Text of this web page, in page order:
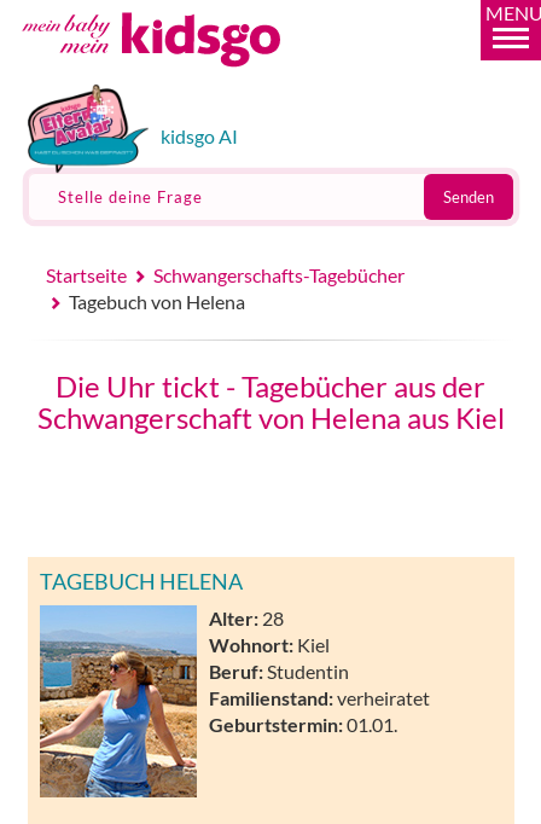
kidsgo AI
Stelle deine Frage Senden
Startseite
Schwangerschafts-Tagebücher
Tagebuch von Helena
Die Uhr tickt - Tagebücher aus der
Schwangerschaft von Helena aus Kiel
TAGEBUCH HELENA
Alter: 28
Wohnort: Kiel
Beruf: Studentin
Familienstand:verheiratet
Geburtstermin:01.01.